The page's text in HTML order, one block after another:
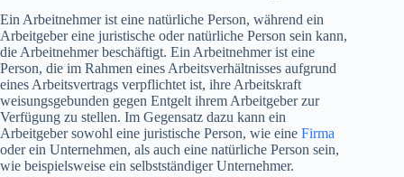
Ein Arbeitnehmer ist eine natürliche Person, während ein
Arbeitgeber eine juristische oder natürliche Person sein kann,
die Arbeitnehmer beschäftigt. Ein Arbeitnehmer ist eine
Person, die im Rahmen eines Arbeitsverhältnisses aufgrund
eines Arbeitsvertrags verpflichtet ist, ihre Arbeitskraft
weisungsgebunden gegen Entgelt ihrem Arbeitgeber zur
Verfügung zu stellen. Im Gegensatz dazu kann ein
Arbeitgeber sowohl eine juristische Person, wie eine Firma
oder ein Unternehmen, als auch eine natürliche Person sein,
wie beispielsweise ein selbstständiger Unternehmer.